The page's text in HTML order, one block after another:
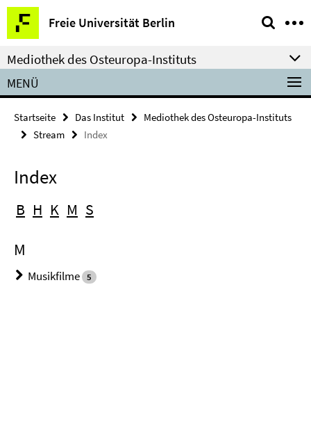
Springe
direkt
zu
Inhalt
Freie Universität Berlin
Service-
Navigation
Mediothek des Osteuropa-Instituts
MENÜ
Startseite Das Institut
Mediothek des Osteuropa-Instituts
Stream
Index
Index
B H K M S
M
Musikfilme 5